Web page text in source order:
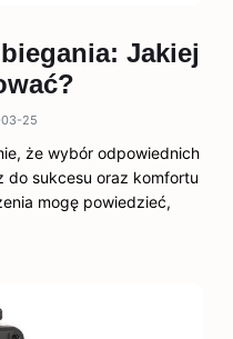
Jakiej
25
że wybór odpowiednich
do sukcesu oraz komfortu
mogę powiedzieć,